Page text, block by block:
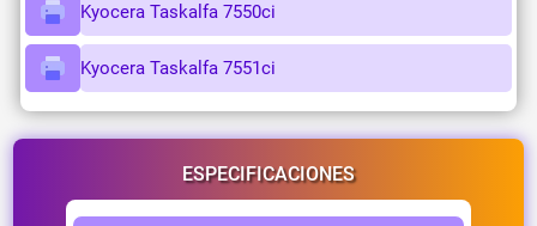
Kyocera Taskalfa 7550ci
Kyocera Taskalfa 7551ci
ESPECIFICACIONES